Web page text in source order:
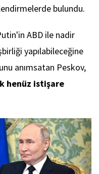
bulundu.
ABD ile nadir
yapılabileceğine
anımsatan Peskov,
henüz istişare